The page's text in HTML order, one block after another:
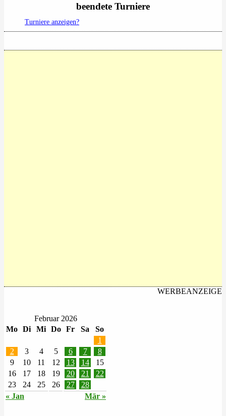
beendete Turniere
Turniere anzeigen?
WERBEANZEIGE
Februar 2026
Mo Di Mi Do Fr Sa So
« Jan Mär »
1
2
3 4 5 6 7
8
9
10 11 12 13 14
15
16
17 18 19 20 21
22
23
24 25 26 27 28